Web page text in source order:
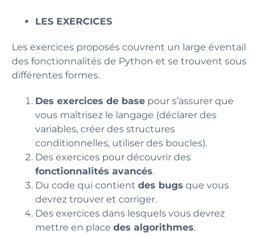
LES EXERCICES
Les exercices proposés couvrent un large éventail
des fonctionnalités de Python et se trouvent sous
différentes formes.
Des exercices de base pour s’assurer que
vous maîtrisez le langage (déclarer des
variables, créer des structures
conditionnelles, utiliser des boucles).
Des exercices pour découvrir des
fonctionnalités avancés.
Du code qui contient des bugs que vous
devrez trouver et corriger.
Des exercices dans lesquels vous devrez
mettre en place des algorithmes.